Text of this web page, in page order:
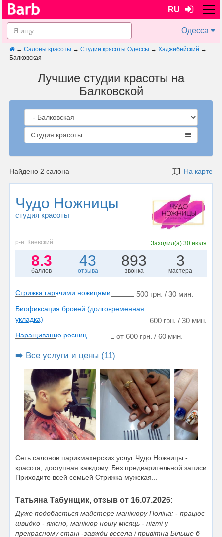
RU
Одесса
→ Салоны красоты → Студии красоты Одессы → Хаджибейский →
Балковская
Лучшие студии красоты на
Балковской
Студия красоты
Найдено 2 салона На карте
Чудо Ножницы
студия красоты
р-н. Киевский Заходил(а) 30 июля
8.3
баллов
43
отзыва
893
звонка
3
мастера
Стрижка гарячими ножицями 500 грн. / 30 мин.
Биофиксация бровей (долговременная
укладка)
600 грн. / 30 мин.
Наращивание ресниц от 600 грн. / 60 мин.
➡️ Все услуги и цены (11)
Сеть салонов парикмахерских услуг Чудо Ножницы -
красота, доступная каждому. Без предварительной записи
Приходите всей семьей Стрижка мужская...
Татьяна Табунщик, отзыв от 16.07.2026:
Дуже подобається майстере манікюру Поліна: - працює
швидко - якісно, манікюр ношу місяць - нігті у
прекрасному стані -завжди весела і привітна Більше б